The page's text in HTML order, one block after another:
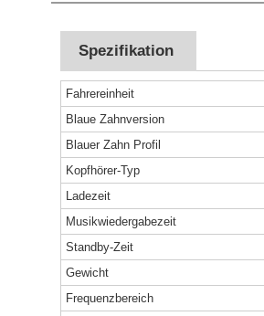
Spezifikation
Fahrereinheit
Blaue Zahnversion
Blauer Zahn Profil
Kopfhörer-Typ
Ladezeit
Musikwiedergabezeit
Standby-Zeit
Gewicht
Frequenzbereich